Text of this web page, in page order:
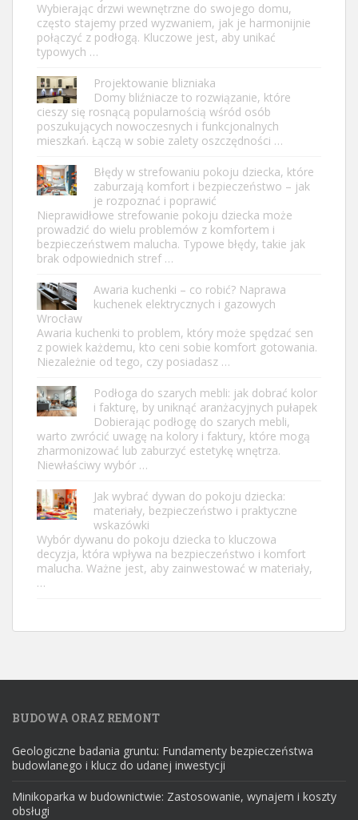
Wybierając drzwi wewnętrzne do swojego domu,
często stajemy przed wyzwaniem, jak je harmonijnie
połączyć z podłogą. Kluczowe jest, aby unikać
typowych …
Projektowanie blizniaka
Domy bliźniacze to rozwiązanie, które
cieszy się rosnącą popularnością wśród osób
poszukujących nowoczesnych i funkcjonalnych
mieszkań. Łączą w sobie zalety oszczędności …
Błędy w strefowaniu pokoju dziecka, które
zaburzają komfort i bezpieczeństwo – jak
je rozpoznać i poprawić
Nieprawidłowe strefowanie pokoju dziecka może
prowadzić do wielu problemów z komfortem i
bezpieczeństwem malucha. Typowe błędy, takie jak
brak odpowiednich stref …
Awaria kuchenki – co robić? Naprawa
kuchenek elektrycznych i gazowych
Wrocław
Awaria kuchenki to problem, który może spędzać sen
z powiek każdemu, kto ceni sobie komfort gotowania.
Niezależnie od tego, czy posiadasz …
Podłoga do szarych mebli: jak dobrać kolor
i fakturę, by uniknąć aranżacyjnych pułapek
Dobierając podłogę do szarych mebli,
warto zwrócić uwagę na kolory i faktury, które mogą
zharmonizować lub zaburzyć estetykę wnętrza.
Niewłaściwy wybór …
Jak wybrać dywan do pokoju dziecka:
materiały, bezpieczeństwo i praktyczne
wskazówki
Wybór dywanu do pokoju dziecka to kluczowa
decyzja, która wpływa na bezpieczeństwo i komfort
malucha. Ważne jest, aby zainwestować w materiały,
…
BUDOWA ORAZ REMONT
Geologiczne badania gruntu: Fundamenty bezpieczeństwa
budowlanego i klucz do udanej inwestycji
Minikoparka w budownictwie: Zastosowanie, wynajem i koszty
obsługi